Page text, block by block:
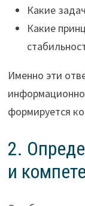
Какие
Какие
Именно эти
формируется
2.
и